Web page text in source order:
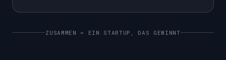
ZUSAMMEN = EIN STARTUP, DAS GEWINNT